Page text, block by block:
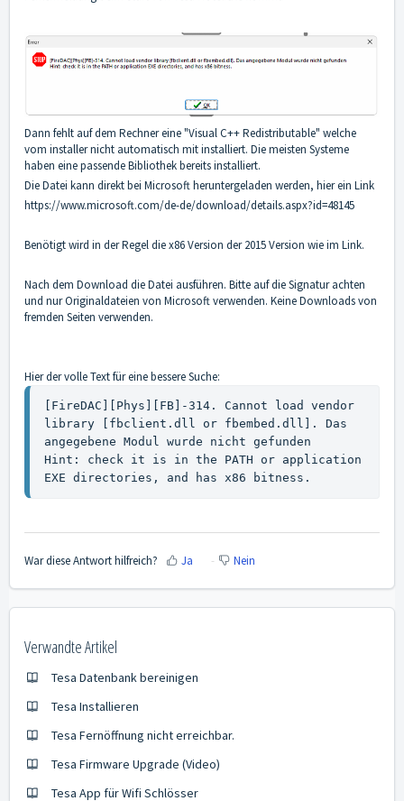
Dann fehlt auf dem Rechner eine "Visual C++ Redistributable" welche
vom installer nicht automatisch mit installiert. Die meisten Systeme
haben eine passende Bibliothek bereits installiert.
Die Datei kann direkt bei Microsoft heruntergeladen werden, hier ein Link
https://www.microsoft.com/de-de/download/details.aspx?id=48145
Benötigt wird in der Regel die x86 Version der 2015 Version wie im Link.
Nach dem Download die Datei ausführen. Bitte auf die Signatur achten
und nur Originaldateien von Microsoft verwenden. Keine Downloads von
fremden Seiten verwenden.
Hier der volle Text für eine bessere Suche:
[FireDAC][Phys][FB]-314. Cannot load vendor
library [fbclient.dll or fbembed.dll]. Das
angegebene Modul wurde nicht gefunden
Hint: check it is in the PATH or application
EXE directories, and has x86 bitness.
War diese Antwort hilfreich? Ja Nein
Verwandte Artikel
Tesa Datenbank bereinigen
Tesa Installieren
Tesa Fernöffnung nicht erreichbar.
Tesa Firmware Upgrade (Video)
Tesa App für Wifi Schlösser